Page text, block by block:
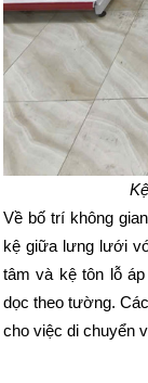
Về bố trí không
kệ giữa lưng lưới
tâm và kệ tôn lỗ
dọc theo tường.
cho việc di chuyển